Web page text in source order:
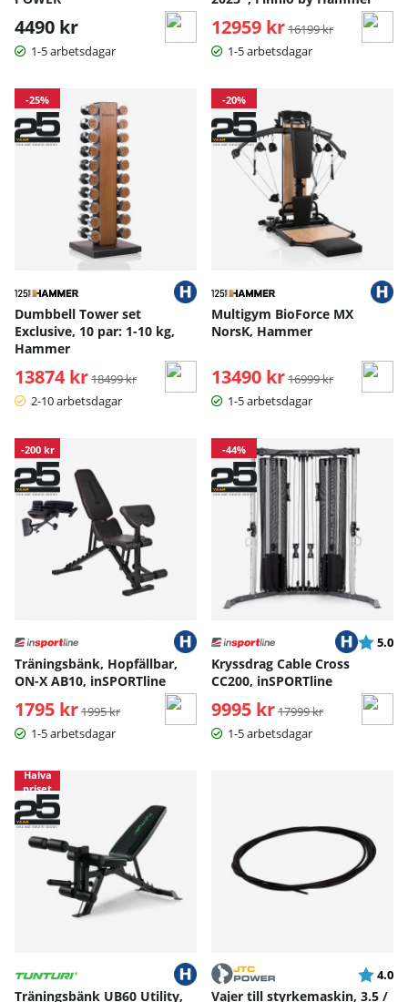
4490 kr
1-5 arbetsdagar
12959 kr Ordinarie pris:
16199 kr
1-5 arbetsdagar
-25%
Dumbbell Tower set
Exclusive, 10 par: 1-10 kg,
Hammer
13874 kr Ordinarie pris:
18499 kr
2-10 arbetsdagar
-20%
Multigym BioForce MX
NorsK, Hammer
13490 kr Ordinarie pris:
16999 kr
1-5 arbetsdagar
-200 kr
Träningsbänk, Hopfällbar,
ON-X AB10, inSPORTline
1795 kr Ordinarie pris:
1995 kr
1-5 arbetsdagar
-44%
Betyg:
5.0
Kryssdrag Cable Cross
CC200, inSPORTline
9995 kr Ordinarie pris:
17999 kr
1-5 arbetsdagar
Halva
priset
Träningsbänk UB60 Utility,
Betyg:
4.0
Vajer till styrkemaskin, 3.5 /